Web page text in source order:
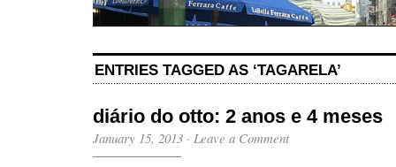
ENTRIES TAGGED AS ‘TAGARELA’
diário do otto: 2 anos e 4 meses
January 15, 2013 · Leave a Comment